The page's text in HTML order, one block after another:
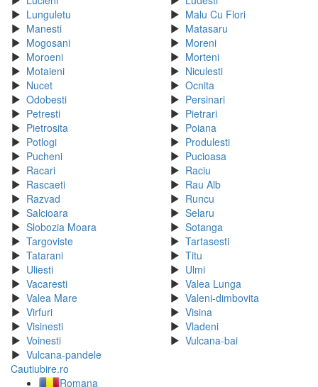
Lunguletu
Malu Cu Flori
Manesti
Matasaru
Mogosani
Moreni
Moroeni
Morteni
Motaieni
Niculesti
Nucet
Ocnita
Odobesti
Persinari
Petresti
Pietrari
Pietrosita
Poiana
Potlogi
Produlesti
Pucheni
Pucioasa
Racari
Raciu
Rascaeti
Rau Alb
Razvad
Runcu
Salcioara
Selaru
Slobozia Moara
Sotanga
Targoviste
Tartasesti
Tatarani
Titu
Uliesti
Ulmi
Vacaresti
Valea Lunga
Valea Mare
Valeni-dimbovita
Virfuri
Visina
Visinesti
Vladeni
Voinesti
Vulcana-bai
Vulcana-pandele
Cautiubire.ro
Romana